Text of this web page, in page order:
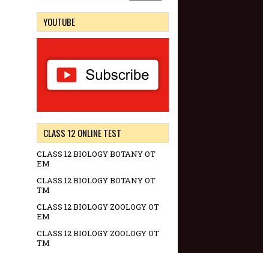
YOUTUBE
CLASS 12 ONLINE TEST
CLASS 12 BIOLOGY BOTANY OT
EM
CLASS 12 BIOLOGY BOTANY OT
TM
CLASS 12 BIOLOGY ZOOLOGY OT
EM
CLASS 12 BIOLOGY ZOOLOGY OT
TM